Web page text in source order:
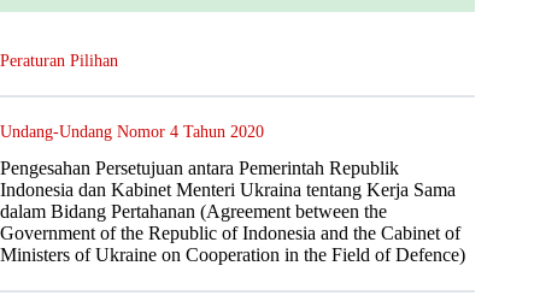
Peraturan Pilihan
Undang-Undang Nomor 4 Tahun 2020
Pengesahan Persetujuan antara Pemerintah Republik
Indonesia dan Kabinet Menteri Ukraina tentang Kerja Sama
dalam Bidang Pertahanan (Agreement between the
Government of the Republic of Indonesia and the Cabinet of
Ministers of Ukraine on Cooperation in the Field of Defence)